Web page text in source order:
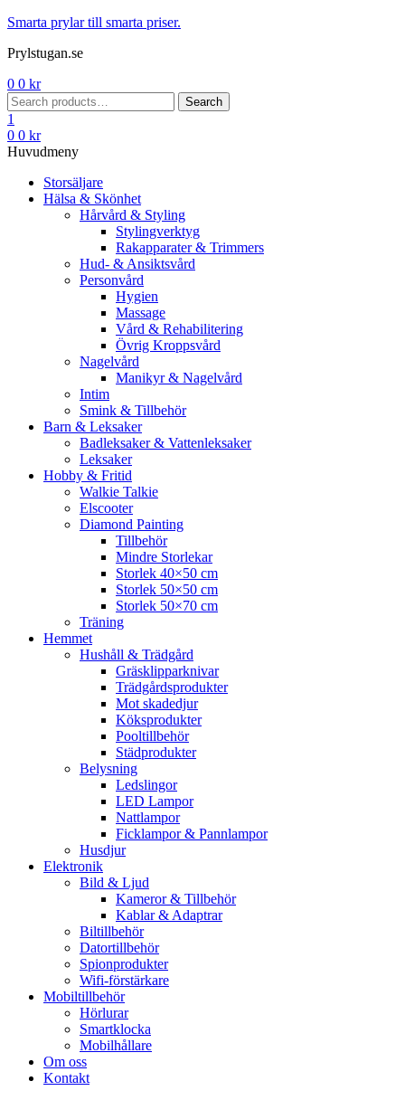
Menu
Smarta prylar till smarta priser.
Prylstugan.se
0 0 kr
Search
for:
Search
1
0 0 kr
Huvudmeny
Storsäljare
Hälsa & Skönhet
Hårvård & Styling
Stylingverktyg
Rakapparater & Trimmers
Hud- & Ansiktsvård
Personvård
Hygien
Massage
Vård & Rehabilitering
Övrig Kroppsvård
Nagelvård
Manikyr & Nagelvård
Intim
Smink & Tillbehör
Barn & Leksaker
Badleksaker & Vattenleksaker
Leksaker
Hobby & Fritid
Walkie Talkie
Elscooter
Diamond Painting
Tillbehör
Mindre Storlekar
Storlek 40×50 cm
Storlek 50×50 cm
Storlek 50×70 cm
Träning
Hemmet
Hushåll & Trädgård
Gräsklipparknivar
Trädgårdsprodukter
Mot skadedjur
Köksprodukter
Pooltillbehör
Städprodukter
Belysning
Ledslingor
LED Lampor
Nattlampor
Ficklampor & Pannlampor
Husdjur
Elektronik
Bild & Ljud
Kameror & Tillbehör
Kablar & Adaptrar
Biltillbehör
Datortillbehör
Spionprodukter
Wifi-förstärkare
Mobiltillbehör
Hörlurar
Smartklocka
Mobilhållare
Om oss
Kontakt